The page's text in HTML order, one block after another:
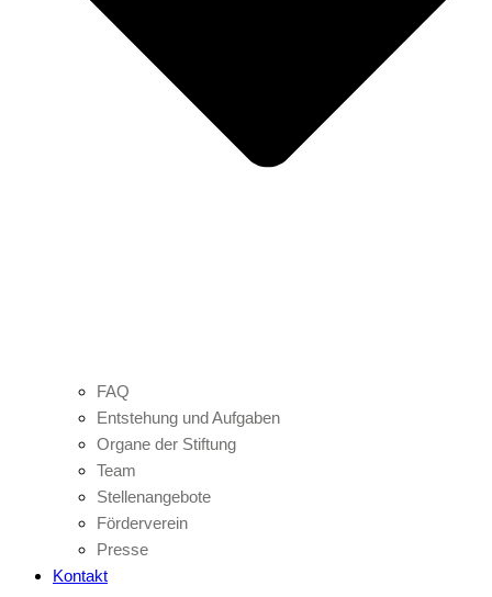
FAQ
Entstehung und Aufgaben
Organe der Stiftung
Team
Stellenangebote
Förderverein
Presse
Kontakt